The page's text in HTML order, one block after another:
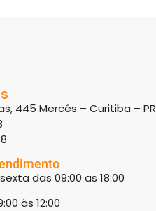
445 Mercês – Curitiba – PR
das 09:00 as 18:00
às 12:00